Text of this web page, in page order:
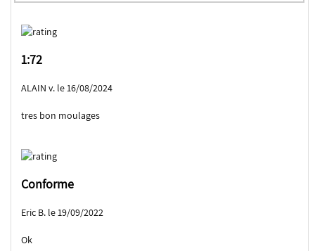
1:72
ALAIN v. le 16/08/2024
tres bon moulages
Conforme
Eric B. le 19/09/2022
Ok